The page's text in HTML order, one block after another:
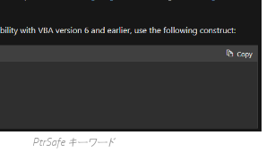
PtrSafe キーワード